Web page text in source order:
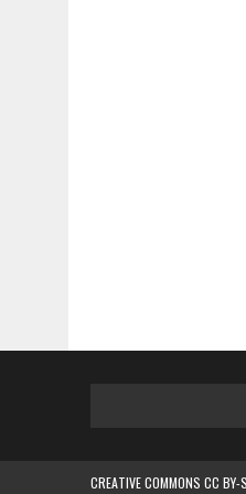
CREATIVE COMMONS CC